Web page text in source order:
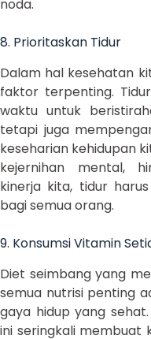
noda.
8. Prioritaskan Tidur
Dalam hal kesehatan
faktor terpenting.
waktu untuk
tetapi juga
keseharian kehidupan
kejernihan mental,
kinerja kita, tidur
bagi semua orang.
9. Konsumsi Vitamin
Diet seimbang yang
semua nutrisi penting
gaya hidup yang
ini seringkali membuat